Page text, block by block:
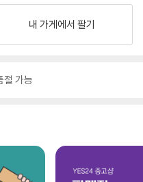
내 가게에서 팔기
절 가능